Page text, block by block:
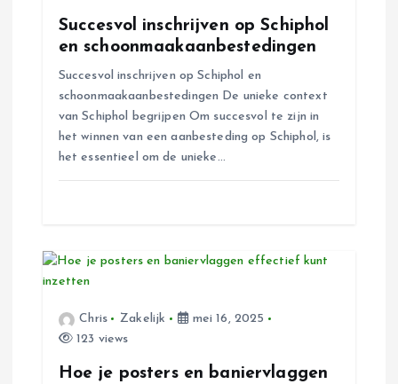
e
Succesvol inschrijven op Schiphol
en schoonmaakaanbestedingen
Succesvol inschrijven op Schiphol en
schoonmaakaanbestedingen De unieke context
van Schiphol begrijpen Om succesvol te zijn in
het winnen van een aanbesteding op Schiphol, is
het essentieel om de unieke…
Chris Zakelijk
mei 16, 2025
123 views
Hoe je posters en baniervlaggen